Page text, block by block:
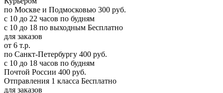
по Москве и Подмосковью 300 руб.
с 10 до 22 часов по будням
с 10 до 18 по выходным Бесплатно
для заказов
от 6 т.р.
по Санкт-Петербургу 400 руб.
с 10 до 18 часов по будням
Почтой России 400 руб.
Отправления 1 класса Бесплатно
для заказов